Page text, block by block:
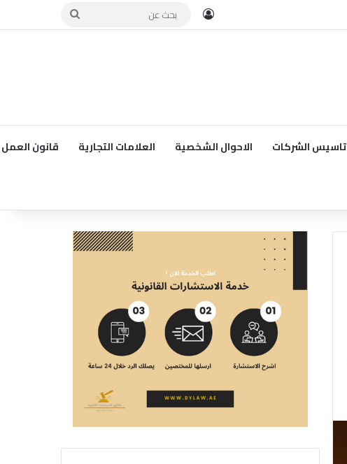
تسجيل الدخول
بحث
تاسيس الشركات الاحوال الشخصية العلامات التجارية قانون العمل